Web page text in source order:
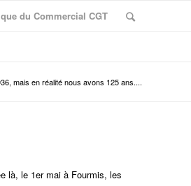
du Commercial CGT
mais en réalité nous avons 125 ans....
là, le 1er mai à Fourmis, les